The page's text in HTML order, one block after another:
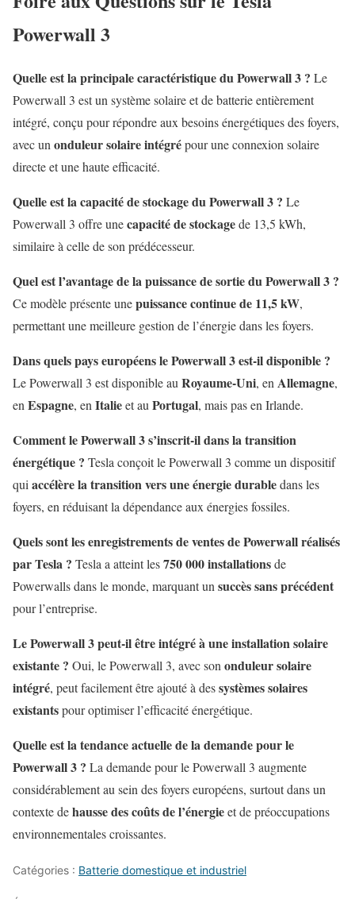
Powerwall 3
Quelle est la principale caractéristique du Powerwall 3 ? Le
Powerwall 3 est un système solaire et de batterie entièrement
intégré, conçu pour répondre aux besoins énergétiques des foyers,
avec unonduleur solaire intégrépour une connexion solaire
directe et une haute efficacité.
Quelle est la capacité de stockage du Powerwall 3 ? Le
Powerwall 3 offre unecapacité de stockagede 13,5 kWh,
similaire à celle de son prédécesseur.
Quel est l’avantage de la puissance de sortie du Powerwall 3 ?
Ce modèle présente unepuissance continue de 11,5 kW,
permettant une meilleure gestion de l’énergie dans les foyers.
Dans quels pays européens le Powerwall 3 est-il disponible ?
Le Powerwall 3 est disponible auRoyaume-Uni, enAllemagne,
enEspagne, enItalieet auPortugal, mais pas en Irlande.
Comment le Powerwall 3 s’inscrit-il dans la transition
énergétique ? Tesla conçoit le Powerwall 3 comme un dispositif
quiaccélère la transition vers une énergie durabledans les
foyers, en réduisant la dépendance aux énergies fossiles.
Quels sont les enregistrements de ventes de Powerwall réalisés
par Tesla ? Tesla a atteint les750 000 installationsde
Powerwalls dans le monde, marquant unsuccès sans précédent
pour l’entreprise.
Le Powerwall 3 peut-il être intégré à une installation solaire
existante ? Oui, le Powerwall 3, avec sononduleur solaire
intégré, peut facilement être ajouté à dessystèmes solaires
existantspour optimiser l’efficacité énergétique.
Quelle est la tendance actuelle de la demande pour le
Powerwall 3 ? La demande pour le Powerwall 3 augmente
considérablement au sein des foyers européens, surtout dans un
contexte dehausse des coûts de l’énergieet de préoccupations
environnementales croissantes.
Catégories : Batterie domestique et industriel